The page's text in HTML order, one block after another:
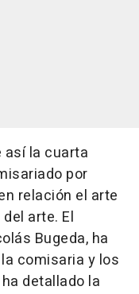
la cuarta
por
relación el arte
arte. El
Bugeda, ha
comisaria y los
detallado la